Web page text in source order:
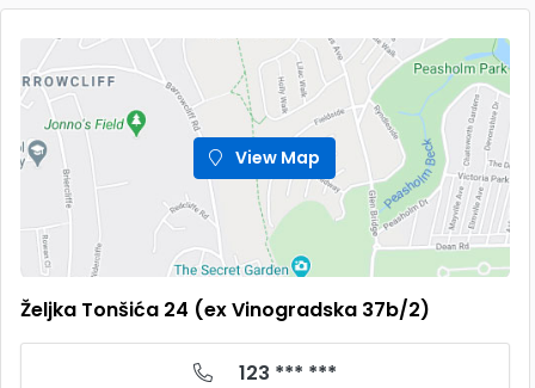
View Map
Željka Tonšića 24 (ex Vinogradska 37b/2)
123 *** ***